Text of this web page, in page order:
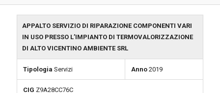
APPALTO SERVIZIO DI RIPARAZIONE COMPONENTI VARI
IN USO PRESSO L’IMPIANTO DI TERMOVALORIZZAZIONE
DI ALTO VICENTINO AMBIENTE SRL
Tipologia Servizi Anno2019
CIG Z9A28CC76C